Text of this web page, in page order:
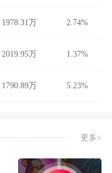
1978.31万 2.74%
2019.95万 1.37%
1790.89万 5.23%
更多>